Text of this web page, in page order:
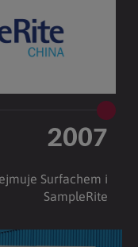
2007
Surfachem i
SampleRite